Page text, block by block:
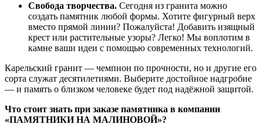
Свобода творчества. Сегодня из гранита можно
создать памятник любой формы. Хотите фигурный верх
вместо прямой линии? Пожалуйста! Добавить изящный
крест или растительные узоры? Легко! Мы воплотим в
камне ваши идеи с помощью современных технологий.
Карельский гранит — чемпион по прочности, но и другие его
сорта служат десятилетиями. Выберите достойное надгробие
— и память о близком человеке будет под надёжной защитой.
Что стоит знать при заказе памятника в компании
«ПАМЯТНИКИНА МАЛИНОВОЙ»?